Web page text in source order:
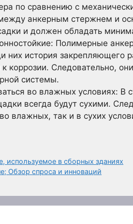
по сравнению с
анкерным стержнем и
и должен обладать
Полимерные
них история закрепляющего
к коррозии. Следовательно,
системы.
во влажных условиях:
всегда будут сухими.
влажных, так и в сухих
используемое в сборных зданиях
Обзор спроса и инноваций